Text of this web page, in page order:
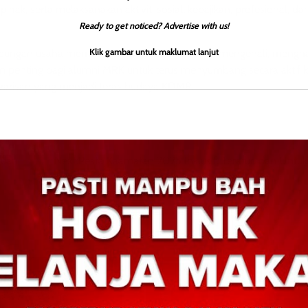
serta melaksanakan aktiviti sosial, kebajikan, profesional, dan
usaha memperkasa belia Sabah dalam mengenali,
bagi alumni MRK untuk terus menyumbang secara aktif
yang menjadi teras budaya KDMR.
Ready to get noticed? Advertise with us!
Klik gambar untuk maklumat lanjut